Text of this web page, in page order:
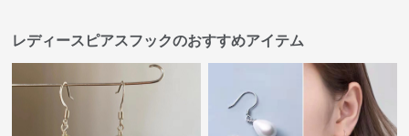
レディースピアスフックのおすすめアイテム